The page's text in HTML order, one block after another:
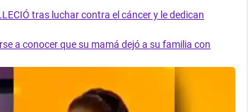
tras luchar contra el cáncer y le dedican
a conocer que su mamá dejó a su familia con